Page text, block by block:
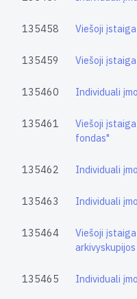
135458 Viešoji
135459 Viešoji
135460 Individuali
135461
Viešoji
fondas"
135462 Individuali
135463 Individuali
135464
Viešoji
135465 Individuali